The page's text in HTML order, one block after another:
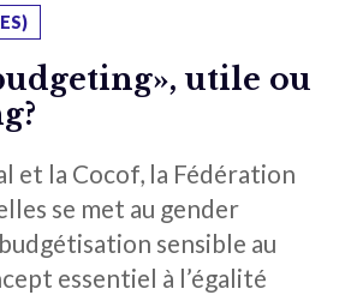
utile ou
et la Cocof, la Fédération
se met au gender
sensible au
essentiel à l’égalité